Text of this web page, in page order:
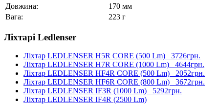
Довжина:
170 мм
Вага:
223 г
Ліхтарі Ledlenser
Ліхтар LEDLENSER H5R CORE (500 Lm) 3726грн.
Ліхтар LEDLENSER H7R CORE (1000 Lm) 4644грн.
Ліхтар LEDLENSER HF4R CORE (500 Lm) 2052грн.
Ліхтар LEDLENSER HF6R CORE (800 Lm) 3672грн.
Ліхтар LEDLENSER IF3R (1000 Lm) 5292грн.
Ліхтар LEDLENSER IF4R (2500 Lm)